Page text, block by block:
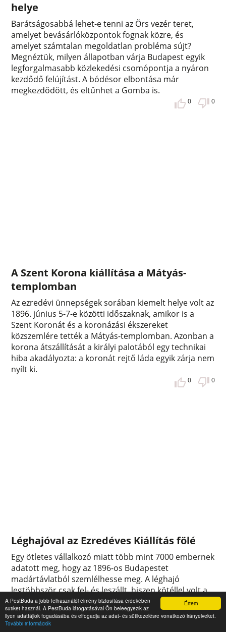
Értem
A PestBuda a jobb felhasználói élmény biztosítása érdekében
sütiket használ. A PestBuda látogatásával Ön beleegyezik az
ilyen adatfájlok fogadásába és elfogadja az adat- és sütikezelésre vonatkozó irányelveket.
További információk
helye
Barátságosabbá lehet-e tenni az Örs vezér teret,
amelyet bevásárlóközpontok fognak közre, és
amelyet számtalan megoldatlan probléma sújt?
Megnéztük, milyen állapotban várja Budapest egyik
legforgalmasabb közlekedési csomópontja a nyáron
kezdődő felújítást. A bódésor elbontása már
megkezdődött, és eltűnhet a Gomba is.
0 0
A Szent Korona kiállítása a Mátyás-
templomban
Az ezredévi ünnepségek sorában kiemelt helye volt az
1896. június 5-7-e közötti időszaknak, amikor is a
Szent Koronát és a koronázási ékszereket
közszemlére tették a Mátyás-templomban. Azonban a
korona átszállítását a királyi palotából egy technikai
hiba akadályozta: a koronát rejtő láda egyik zárja nem
nyílt ki.
0 0
Léghajóval az Ezredéves Kiállítás fölé
Egy ötletes vállalkozó miatt több mint 7000 embernek
adatott meg, hogy az 1896-os Budapestet
madártávlatból szemlélhesse meg. A léghajó
legtöbbször csak fel- és leszállt, hiszen kötéllel volt a
földhöz rögzítve, de ez a légi utazás a 130 évvel
ezelőtti Ezredéves Országos Kiállítás alatt érdekes
attrakciónak számított.